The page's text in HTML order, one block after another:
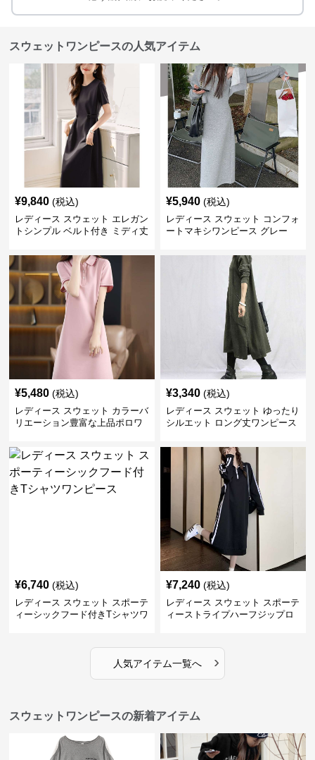
スウェットワンピースの人気アイテム
¥9,840 (税込)
レディース スウェット エレガン
トシンプル ベルト付き ミディ丈
¥5,940 (税込)
レディース スウェット コンフォ
ートマキシワンピース グレー
¥5,480 (税込)
レディース スウェット カラーバ
リエーション豊富な上品ポロワ
¥3,340 (税込)
レディース スウェット ゆったり
シルエット ロング丈ワンピース
¥6,740 (税込)
レディース スウェット スポーテ
ィーシックフード付きTシャツワ
¥7,240 (税込)
レディース スウェット スポーテ
ィーストライプハーフジップロ
人気アイテム一覧へ ›
スウェットワンピースの新着アイテム